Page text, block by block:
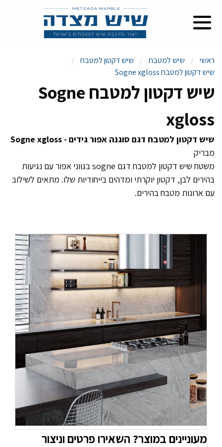
ראשי שיש למטבח
שיש דקטון למטבח
שיש דקטון למטבח Sogne xgloss
שיש דקטון למטבח Sogne
xgloss
שיש דקטון למטבח דגם סוגנה אפור גידים - Sogne xgloss
מבריק
משטח שיש דקטון למטבח דגם sogne בגווני אפור עם נגיעות
בהירים לבן, דקטון יוקרתי ומדהים בייחודיות שלו. מתאים לשילוב
עם ארונות מטבח בהירים.
מעוניינים במוצר? השאירו פרטים וניצור